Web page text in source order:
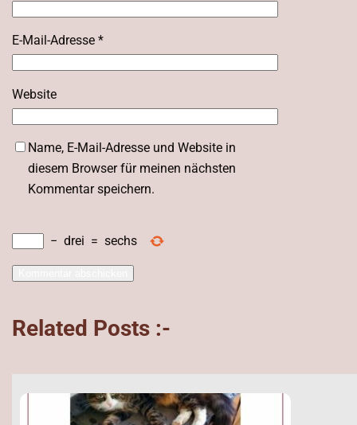
E-Mail-Adresse*
Website
Name, E-Mail-Adresse und Website in
diesem Browser für meinen nächsten
Kommentar speichern.
− drei = sechs
Related Posts :-